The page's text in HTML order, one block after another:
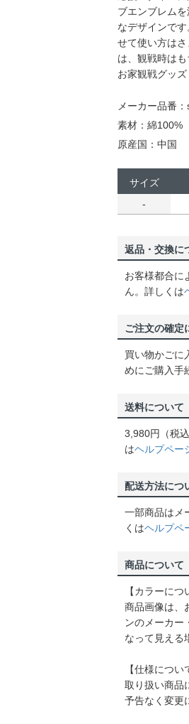
ブエンブレム
なデザインで
せて使い方は
は、観戦時は
お家観戦グッズ
メーカー品番
素材：綿100%
原産国：中国
サイズ
-
返品・交換に
お客様都合に
ん。詳しくは
ご注文の確定
買い物かごに
めにご購入手
送料について
3,980円（税
はヘルプペー
配送方法につ
一部商品はメ
くはヘルプペ
商品について
【カラーにつ
商品画像は、
ンのメーカー
なって見える
【仕様につい
取り扱い商品
予告なく変更